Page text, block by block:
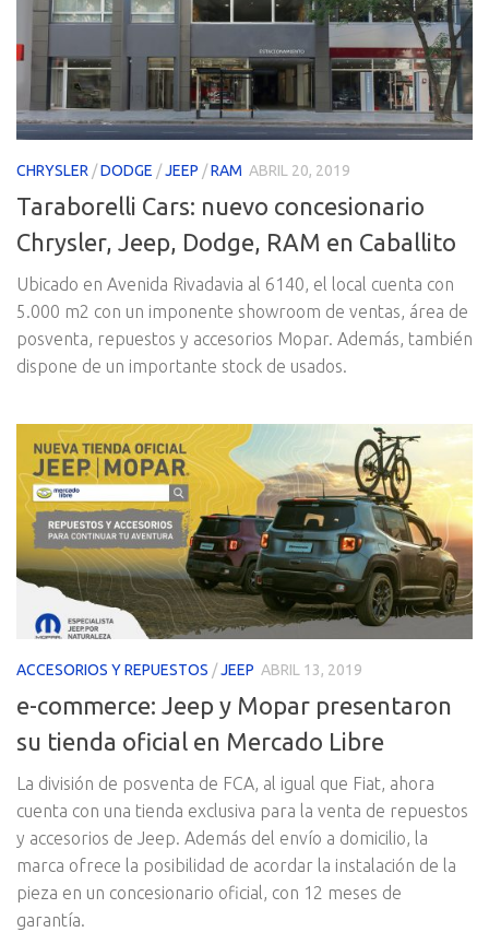
CHRYSLER /DODGE /JEEP /RAM ABRIL 20, 2019
Taraborelli Cars: nuevo concesionario
Chrysler, Jeep, Dodge, RAM en Caballito
Ubicado en Avenida Rivadavia al 6140, el local cuenta con
5.000 m2 con un imponente showroom de ventas, área de
posventa, repuestos y accesorios Mopar. Además, también
dispone de un importante stock de usados.
ACCESORIOS Y REPUESTOS /JEEP ABRIL 13, 2019
e-commerce: Jeep y Mopar presentaron
su tienda oficial en Mercado Libre
La división de posventa de FCA, al igual que Fiat, ahora
cuenta con una tienda exclusiva para la venta de repuestos
y accesorios de Jeep. Además del envío a domicilio, la
marca ofrece la posibilidad de acordar la instalación de la
pieza en un concesionario oficial, con 12 meses de
garantía.